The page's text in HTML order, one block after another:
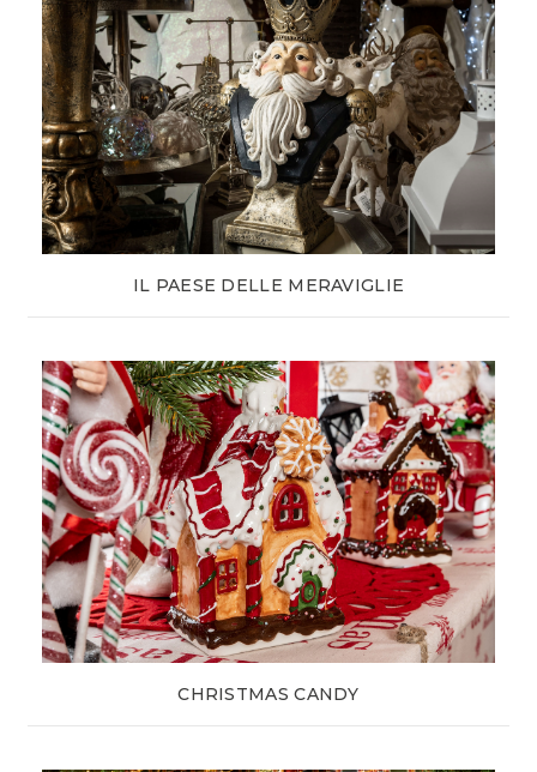
IL PAESE DELLE MERAVIGLIE
CHRISTMAS CANDY